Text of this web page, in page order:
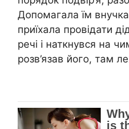
Допомагала їм
приїхала провідати
речі і наткнувся на
розв’язав його, там